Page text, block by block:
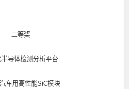
二等奖
导体检测分析平台
车用高性能SiC模块